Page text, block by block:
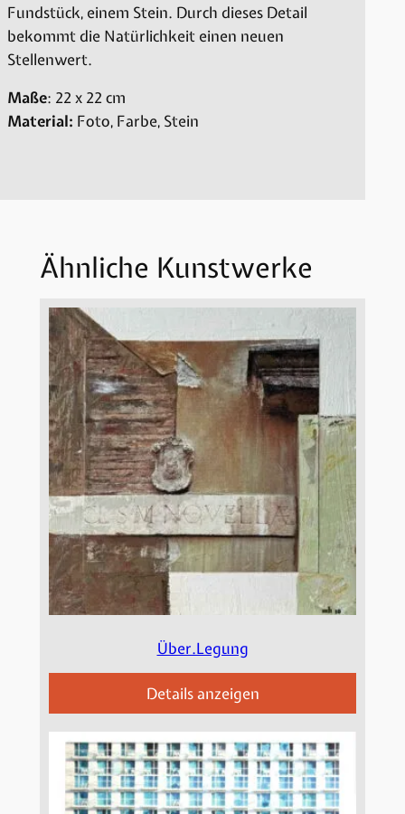
Fundstück, einem Stein. Durch dieses Detail
bekommt die Natürlichkeit einen neuen
Stellenwert.
Maße: 22 x 22 cm
Material: Foto, Farbe, Stein
Ähnliche Kunstwerke
Über.Legung
Details anzeigen